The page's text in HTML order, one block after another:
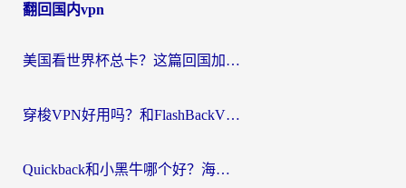
导
翻回国内vpn
美国看世界杯总卡？这篇回国加速器指南帮你无缝刷国内资源（附苹果手机VPN设置步骤）
穿梭VPN好用吗？和FlashBackVPN对比哪个回国效果更好？
Quickback和小黑牛哪个好？海外党亲测指南，选对回国加速器秒回国内